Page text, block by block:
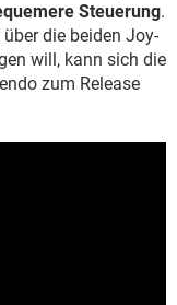
Steuerung.
die beiden Joy-
will, kann sich die
zum Release